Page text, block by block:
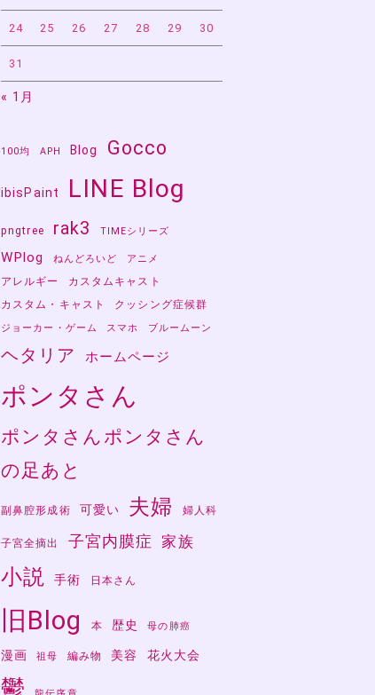
24 25 26 27 28 29 30
31
« 1月
100均 APH Blog Gocco
ibisPaint LINE Blog
pngtree rak3 TIMEシリーズ
WPlog ねんどろいど アニメ
アレルギー
カスタムキャスト
カスタム・キャスト
クッシング症候群
ジョーカー・ゲーム スマホ ブルームーン
ヘタリア ホームページ
ポンタさん
ポンタさんポンタさん
の足あと
副鼻腔形成術 可愛い 夫婦 婦人科
子宮全摘出 子宮内膜症 家族
小説 手術 日本さん
旧Blog 本 歴史 母の肺癌
漫画 祖母 編み物 美容 花火大会
鬱